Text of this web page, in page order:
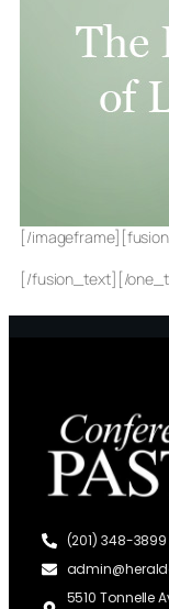
[/
[/fusion_text][/
(201) 348-3899
5510 Tonnelle